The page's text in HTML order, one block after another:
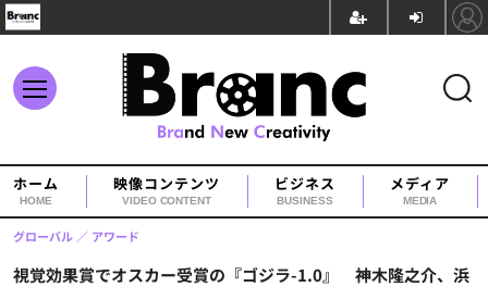
ホーム
HOME
映像コンテンツ
VIDEO CONTENT
ビジネス
BUSINESS
メディア
MEDIA
視覚効果賞でオスカー受賞の『ゴジラ-1.0』 神木隆之介、浜
グローバル アワード